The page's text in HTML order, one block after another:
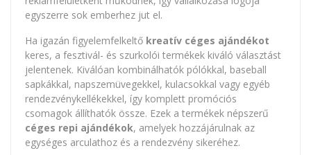
egyszerre sok emberhez jut el.
Ha igazán figyelemfelkeltő kreatív céges ajándékot
keres, a fesztivál- és szurkolói termékek kiváló választást
jelentenek. Kiválóan kombinálhatók pólókkal, baseball
sapkákkal, napszemüvegekkel, kulacsokkal vagy egyéb
rendezvénykellékekkel, így komplett promóciós
csomagok állíthatók össze. Ezek a termékek népszerű
céges repi ajándékok, amelyek hozzájárulnak az
egységes arculathoz és a rendezvény sikeréhez.